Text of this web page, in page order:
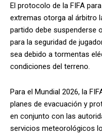
El protocolo de la FIFA
extremas otorga al árbitro
partido debe suspenderse
para la seguridad de
sea debido a tormentas
condiciones del terreno.
Para el Mundial 2026, la
planes de evacuación y
en conjunto con las
servicios meteorológicos